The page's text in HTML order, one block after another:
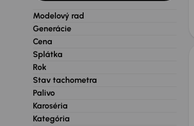
Modelový rad
Generácie
Cena
Splátka
Rok
Stav tachometra
Palivo
Karoséria
Kategória